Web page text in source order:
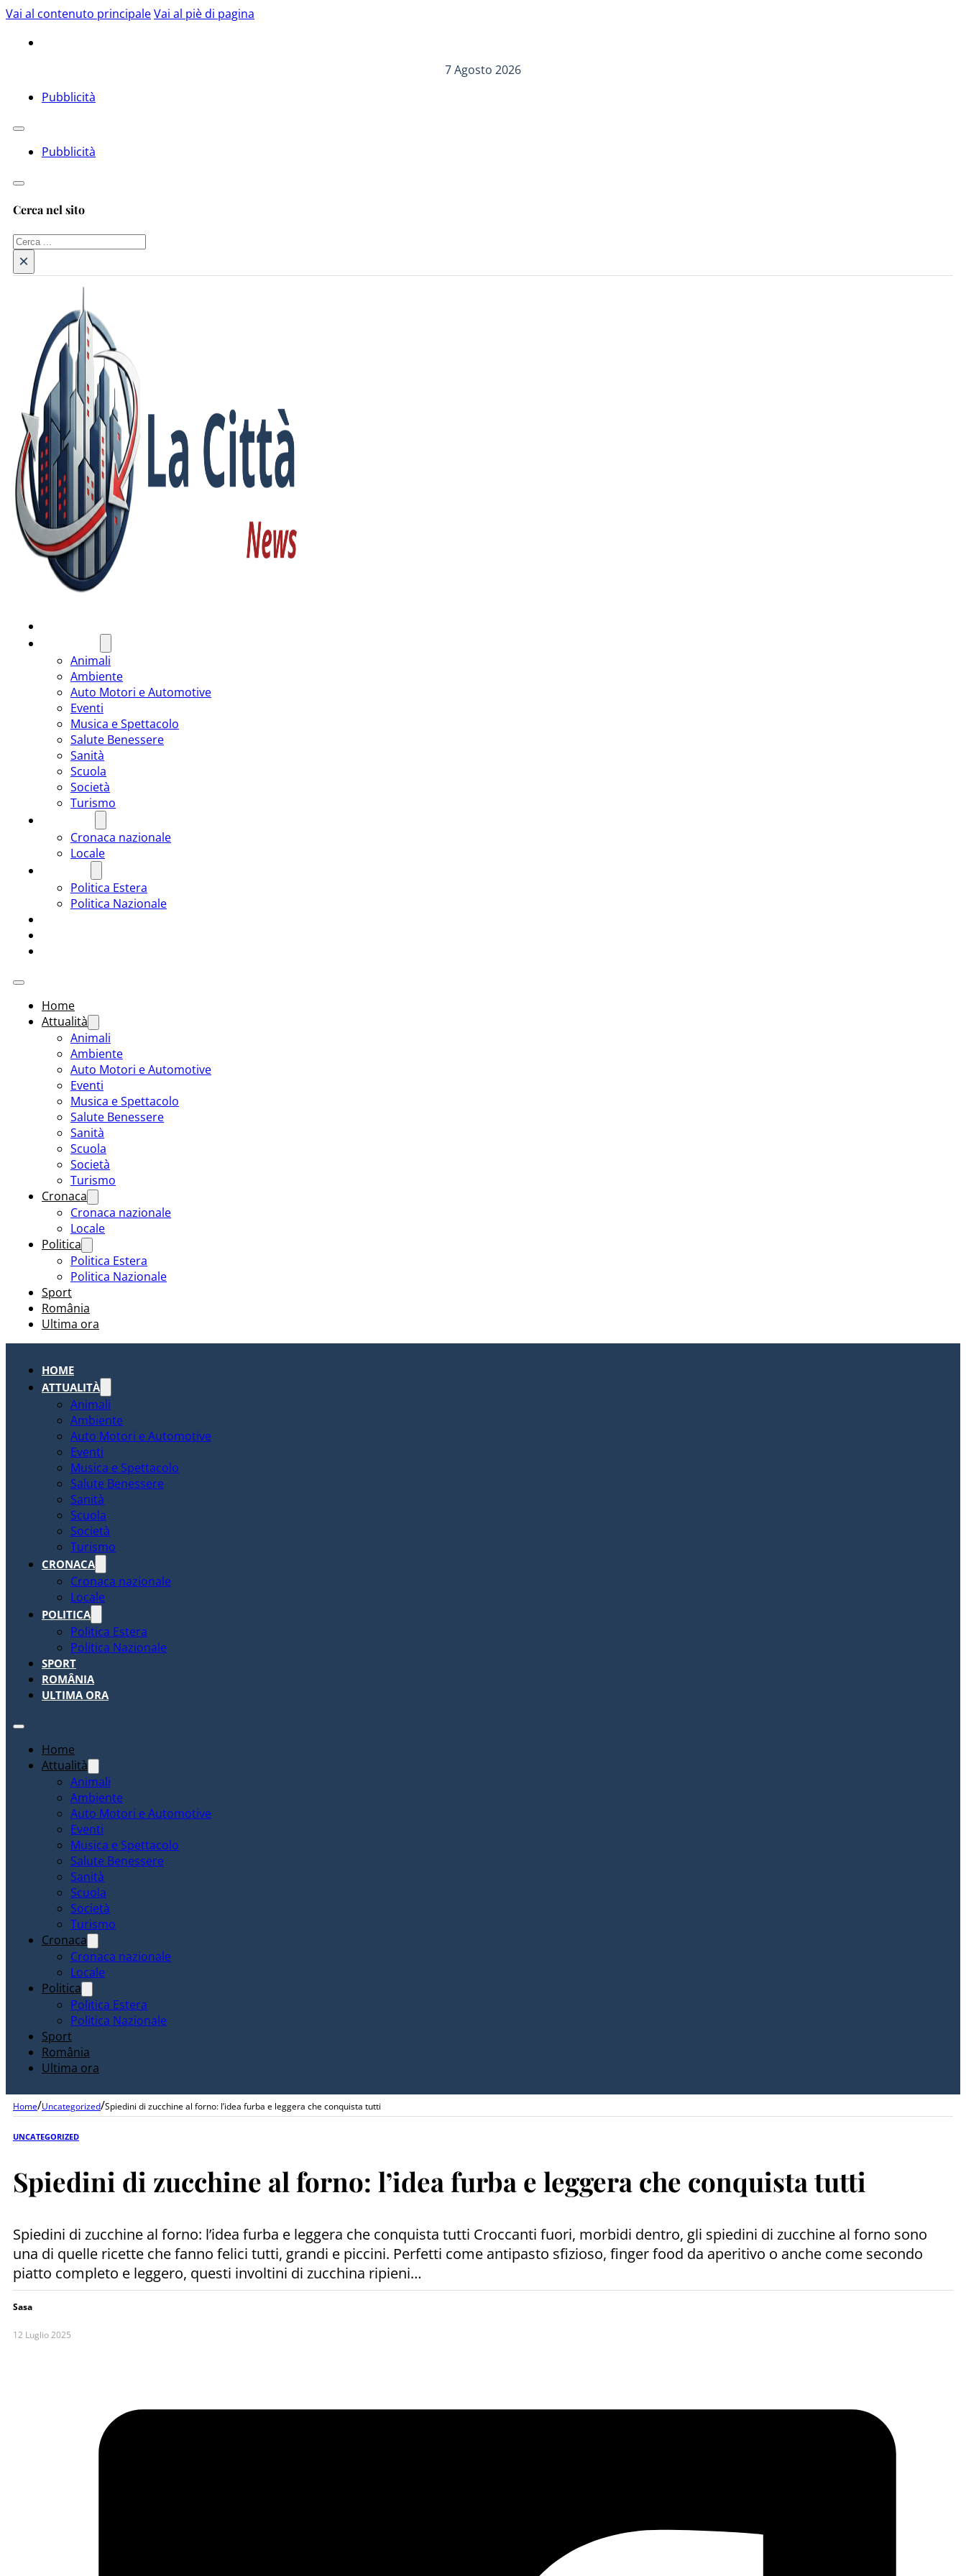
Vai al contenuto principaleVai al piè di pagina
7 Agosto 2026
Pubblicità
Pubblicità
Cerca nel sito
Cerca
×
Animali
Ambiente
Auto Motori e Automotive
Eventi
Musica e Spettacolo
Salute Benessere
Sanità
Scuola
Società
Turismo
Cronaca nazionale
Locale
Politica Estera
Politica Nazionale
Home
Attualità
Animali
Ambiente
Auto Motori e Automotive
Eventi
Musica e Spettacolo
Salute Benessere
Sanità
Scuola
Società
Turismo
Cronaca
Cronaca nazionale
Locale
Politica
Politica Estera
Politica Nazionale
Sport
România
Ultima ora
HOME
ATTUALITÀ
Animali
Ambiente
Auto Motori e Automotive
Eventi
Musica e Spettacolo
Salute Benessere
Sanità
Scuola
Società
Turismo
CRONACA
Cronaca nazionale
Locale
POLITICA
Politica Estera
Politica Nazionale
SPORT
ROMÂNIA
ULTIMA ORA
Home
Attualità
Animali
Ambiente
Auto Motori e Automotive
Eventi
Musica e Spettacolo
Salute Benessere
Sanità
Scuola
Società
Turismo
Cronaca
Cronaca nazionale
Locale
Politica
Politica Estera
Politica Nazionale
Sport
România
Ultima ora
Home/Uncategorized/Spiedini di zucchine al forno: l’idea furba e leggera che conquista tutti
UNCATEGORIZED
Spiedini di zucchine al forno: l’idea furba e leggera che conquista tutti
Spiedini di zucchine al forno: l’idea furba e leggera che conquista tutti Croccanti fuori, morbidi dentro, gli spiedini di zucchine al forno sono
una di quelle ricette che fanno felici tutti, grandi e piccini. Perfetti come antipasto sfizioso, finger food da aperitivo o anche come secondo
piatto completo e leggero, questi involtini di zucchina ripieni…
Sasa
12 Luglio 2025